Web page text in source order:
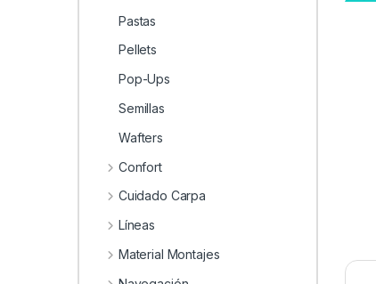
Pastas
Pellets
Pop-Ups
Semillas
Wafters
Confort
Cuidado Carpa
Líneas
Material Montajes